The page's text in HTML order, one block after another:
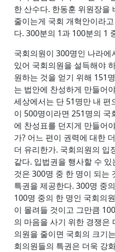
한 산수다. 한동훈 위원장을
줄이는게 국회 개혁안이라
다. 300분의 1과 100분의 1
국회의원이 300명인 나라
있어 국회의원을 설득해야
원하는 것을 얻기 위해 151
는 법안에 찬성하게 만들어
세상에서는 단 51명만 내 편
이 500명이라면 251명의
에 찬성표를 던지게 만들어
가? 어느 편이 권력에 대한
더 유리한가. 국회의원의 입
같다. 입법권을 행사할 수
것은 300명 중 한 명이 되는
특권을 제공한다. 300명 중
100명 중의 한 명인 국회의
이 몰려들 것이고 그만큼
의 마음을 사기 위한 경쟁은
의원을 줄이면 국회의 크기
회의원들의 특권은 더욱 강